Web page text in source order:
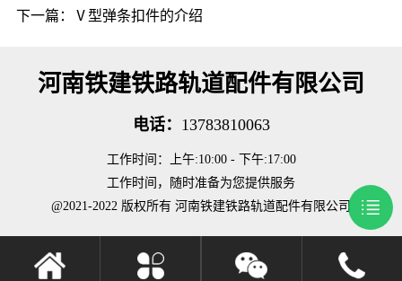
下一篇：
Ⅴ型弹条扣件的介绍
河南铁建铁路轨道配件有限公司
电话： 13783810063
工作时间：上午:10:00 - 下午:17:00
工作时间，随时准备为您提供服务
@2021-2022 版权所有 河南铁建铁路轨道配件有限公司